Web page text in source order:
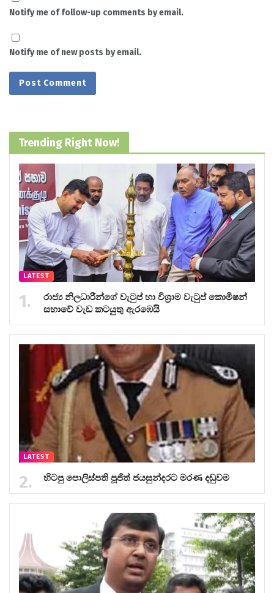
Notify me of follow-up comments by email.
Notify me of new posts by email.
Trending Right Now!
LATEST
රාජ්‍ය නිලධාරීන්ගේ වැටුප් හා විශ්‍රාම වැටුප් කොමිෂන්
සභාවේ වැඩ කටයුතු ඇරඹෙයි
LATEST
හිටපු පොලිස්පති පූජිත් ජයසුන්දරට මරණ දඬුවම